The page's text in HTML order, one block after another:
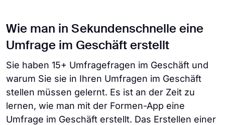
Wie man in Sekundenschnelle eine
Umfrage im Geschäft erstellt
Sie haben 15+ Umfragefragen im Geschäft und
warum Sie sie in Ihren Umfragen im Geschäft
stellen müssen gelernt. Es ist an der Zeit zu
lernen, wie man mit der Formen-App eine
Umfrage im Geschäft erstellt. Das Erstellen einer